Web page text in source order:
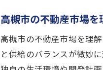
高槻市の不動産市場
高槻市の不動産市場を理
と供給のバランスが微妙